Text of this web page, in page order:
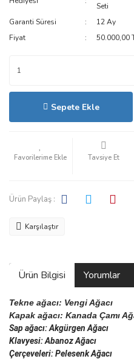
Seti
Garanti Süresi
12 Ay
Fiyat
50.000,00
Sepete Ekle
Tavsiye Et
Ürün Paylaş :
Karşılaştır
Ürün Bilgisi Yorumlar
Tekne ağacı: Vengi Ağacı
Kapak ağacı: Kanada Çamı
Sap ağacı: Akgürgen Ağacı
Klavyesi: Abanoz Ağacı
Çerçeveleri: Pelesenk Ağacı